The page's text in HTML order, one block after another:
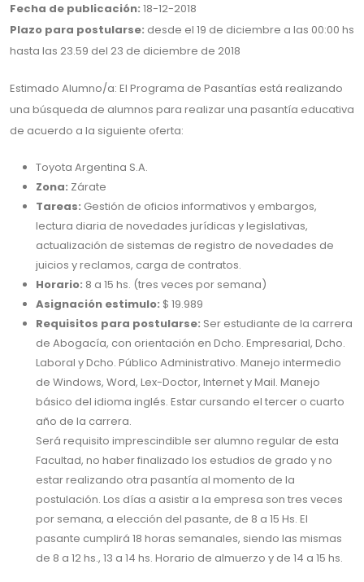
Fecha de publicación: 18-12-2018
Plazo para postularse: desde el 19 de diciembre a las 00:00 hs
hasta las 23.59 del 23 de diciembre de 2018
Estimado Alumno/a: El Programa de Pasantías está realizando
una búsqueda de alumnos para realizar una pasantía educativa
de acuerdo a la siguiente oferta:
Toyota Argentina S.A.
Zona: Zárate
Tareas: Gestión de oficios informativos y embargos,
lectura diaria de novedades jurídicas y legislativas,
actualización de sistemas de registro de novedades de
juicios y reclamos, carga de contratos.
Horario: 8 a 15 hs. (tres veces por semana)
Asignación estimulo: $ 19.989
Requisitos para postularse: Ser estudiante de la carrera
de Abogacía, con orientación en Dcho. Empresarial, Dcho.
Laboral y Dcho. Público Administrativo. Manejo intermedio
de Windows, Word, Lex-Doctor, Internet y Mail. Manejo
básico del idioma inglés. Estar cursando el tercer o cuarto
año de la carrera.
Será requisito imprescindible ser alumno regular de esta
Facultad, no haber finalizado los estudios de grado y no
estar realizando otra pasantía al momento de la
postulación. Los días a asistir a la empresa son tres veces
por semana, a elección del pasante, de 8 a 15 Hs. El
pasante cumplirá 18 horas semanales, siendo las mismas
de 8 a 12 hs., 13 a 14 hs. Horario de almuerzo y de 14 a 15 hs.